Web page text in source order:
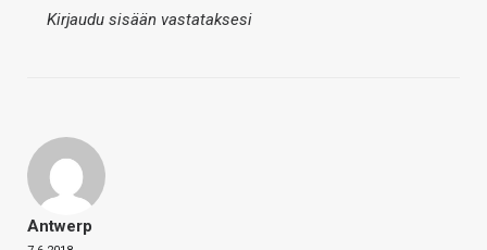
Kirjaudu sisään vastataksesi
Antwerp